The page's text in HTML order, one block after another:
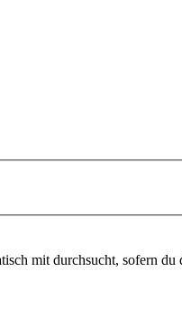
mit durchsucht, sofern